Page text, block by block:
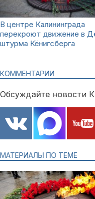
В центре Калининграда
перекроют движение в
штурма Кёнигсберга
КОММЕНТАРИИ
Обсуждайте новости
МАТЕРИАЛЫ ПО ТЕМЕ